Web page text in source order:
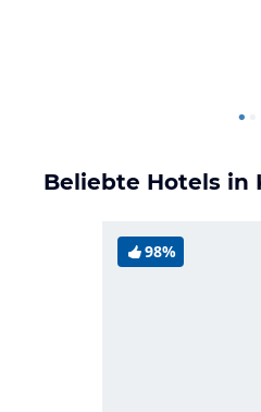
Beliebte Hotels in
98%